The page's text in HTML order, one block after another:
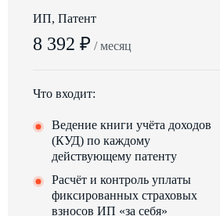
ИП, Патент
8 392 ₽ / месяц
Что входит:
Ведение книги учёта доходов
(КУД) по каждому
действующему патенту
Расчёт и контроль уплаты
фиксированных страховых
взносов ИП «за себя»